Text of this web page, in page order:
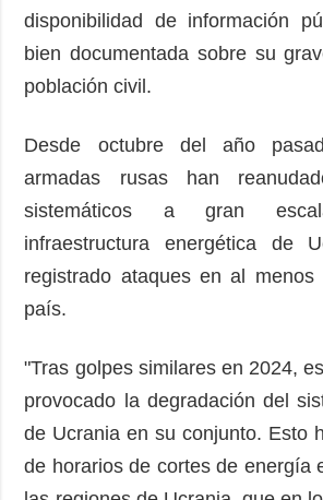
disponibilidad de información
bien documentada sobre su
población civil.
Desde octubre del año
armadas rusas han
sistemáticos a gran
infraestructura energética de
registrado ataques en al menos
país.
"Tras golpes similares en 2024,
provocado la degradación del
de Ucrania en su conjunto. Esto
de horarios de cortes de energía